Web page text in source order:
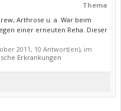
Thema
Arthrose u. a. War beim
einer erneuten Reha. Dieser
2011, 10 Antwort(en), im
Erkrankungen